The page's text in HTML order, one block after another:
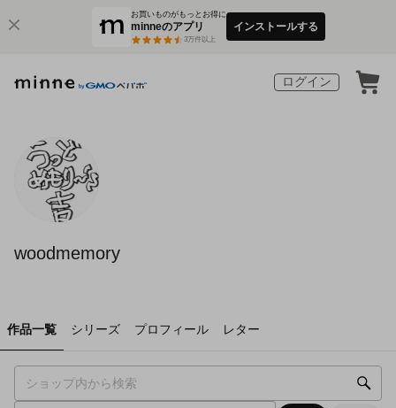
お買いものがもっとお得に
minneのアプリ
3万件以上
インストールする
ログイン
woodmemory
作品一覧 シリーズ プロフィール レター